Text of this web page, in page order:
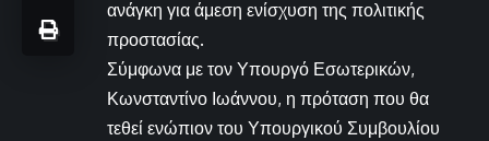
ανάγκη για άμεση ενίσχυση της πολιτικής
προστασίας.
Σύμφωνα με τον Υπουργό Εσωτερικών,
Κωνσταντίνο Ιωάννου, η πρόταση που θα
τεθεί ενώπιον του Υπουργικού Συμβουλίου